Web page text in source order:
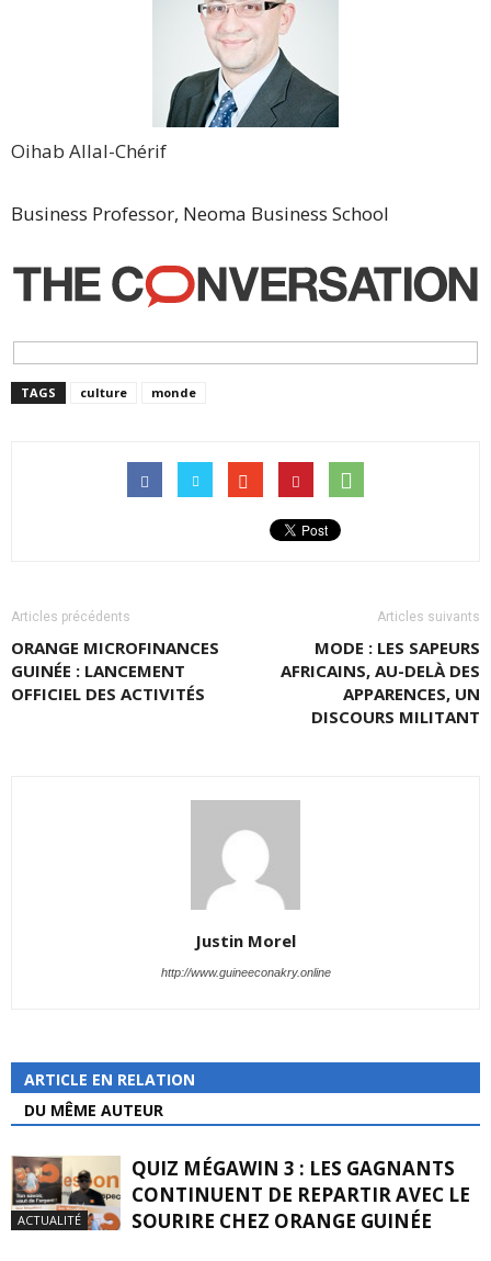
Oihab Allal-Chérif
Business Professor, Neoma Business School
TAGS culture monde
Articles précédents
ORANGE MICROFINANCES
GUINÉE : LANCEMENT
OFFICIEL DES ACTIVITÉS
Articles suivants
MODE : LES SAPEURS
AFRICAINS, AU-DELÀ DES
APPARENCES, UN
DISCOURS MILITANT
Justin Morel
http://www.guineeconakry.online
ARTICLE EN RELATION
DU MÊME AUTEUR
ACTUALITÉ
QUIZ MÉGAWIN 3 : LES GAGNANTS
CONTINUENT DE REPARTIR AVEC LE
SOURIRE CHEZ ORANGE GUINÉE